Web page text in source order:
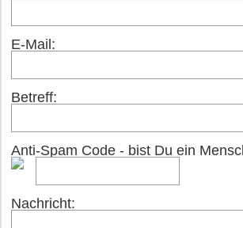
E-Mail:
Betreff:
Anti-Spam Code - bist Du ein
Nachricht: